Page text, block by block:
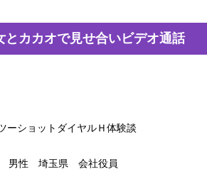
カカオで見せ合いビデオ通話
ーショットダイヤルＨ体験談
男性 埼玉県 会社役員